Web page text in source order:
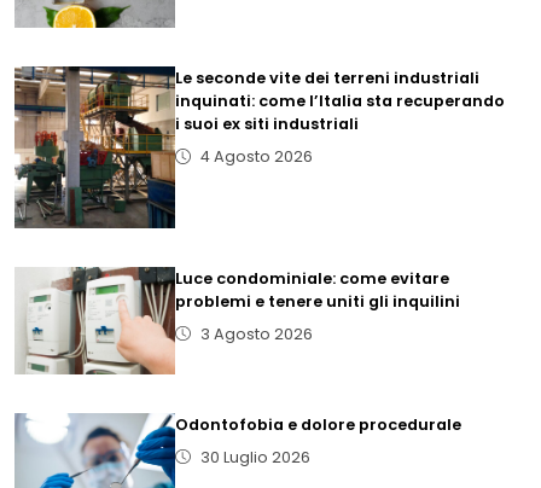
Le seconde vite dei terreni industriali
inquinati: come l’Italia sta recuperando
i suoi ex siti industriali
4 Agosto 2026
Luce condominiale: come evitare
problemi e tenere uniti gli inquilini
3 Agosto 2026
Odontofobia e dolore procedurale
30 Luglio 2026